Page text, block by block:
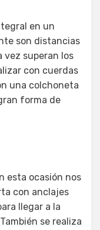
en un
son distancias
vez superan los
con cuerdas
una colchoneta
forma de
esta ocasión nos
con anclajes
llegar a la
se realiza